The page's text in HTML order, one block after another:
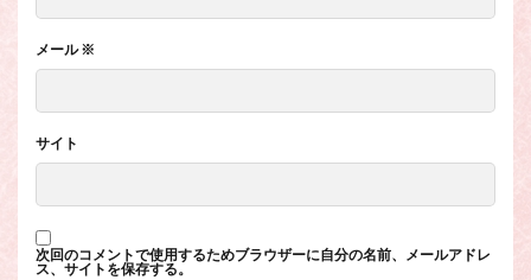
メール※
サイト
次回のコメントで使用するためブラウザーに自分の名前、メールアドレ
ス、サイトを保存する。